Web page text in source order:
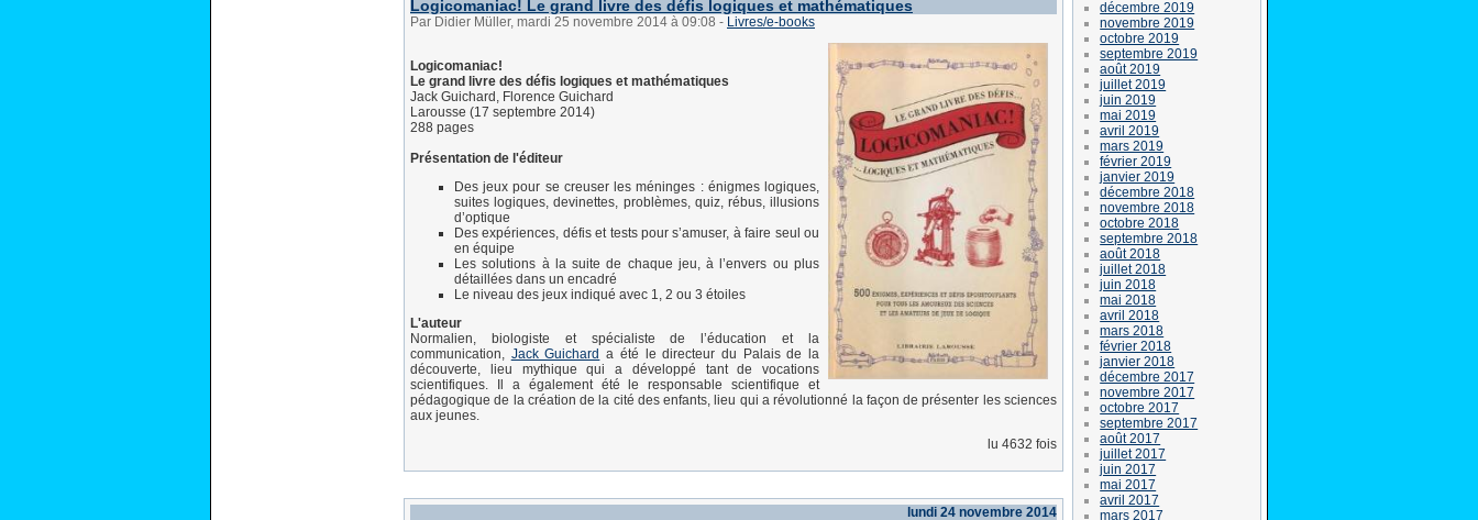
Logicomaniac! Le grand livre des défis logiques et mathématiques
Par Didier Müller, mardi 25 novembre 2014 à 09:08 - Livres/e-books
Logicomaniac!
Le grand livre des défis logiques et mathématiques
Jack Guichard, Florence Guichard
Larousse (17 septembre 2014)
288 pages
Présentation de l'éditeur
Des jeux pour se creuser les méninges : énigmes logiques,
suites logiques, devinettes, problèmes, quiz, rébus, illusions
d’optique
Des expériences, défis et tests pour s’amuser, à faire seul ou
en équipe
Les solutions à la suite de chaque jeu, à l’envers ou plus
détaillées dans un encadré
Le niveau des jeux indiqué avec 1, 2 ou 3 étoiles
L'auteur
Normalien, biologiste et spécialiste de l’éducation et la
communication, Jack Guichard a été le directeur du Palais de la
découverte, lieu mythique qui a développé tant de vocations
scientifiques. Il a également été le responsable scientifique et
pédagogique de la création de la cité des enfants, lieu qui a révolutionné la façon de présenter les sciences
aux jeunes.
lu 4632 fois
lundi 24 novembre 2014
décembre 2019
novembre 2019
octobre 2019
septembre 2019
août 2019
juillet 2019
juin 2019
mai 2019
avril 2019
mars 2019
février 2019
janvier 2019
décembre 2018
novembre 2018
octobre 2018
septembre 2018
août 2018
juillet 2018
juin 2018
mai 2018
avril 2018
mars 2018
février 2018
janvier 2018
décembre 2017
novembre 2017
octobre 2017
septembre 2017
août 2017
juillet 2017
juin 2017
mai 2017
avril 2017
mars 2017